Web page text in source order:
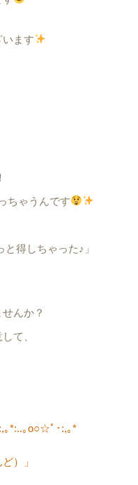
ます
ちゃうんです
得しちゃった♪」
んか？
て、
｡*:..｡o○☆ﾟ･:,｡*
）」